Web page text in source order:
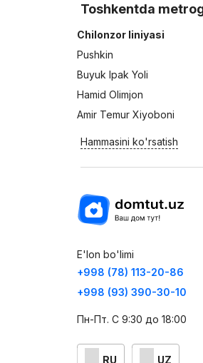
Toshkentda
Chilonzor liniyasi
Pushkin
Buyuk Ipak Yoli
Hamid Olimjon
Amir Temur Xiyoboni
Hammasini ko'rsatish
E'lon bo'limi
+998 (78) 113-20-86
+998 (93) 390-30-10
Пн-Пт. С 9:30 до 18:00
RU UZ